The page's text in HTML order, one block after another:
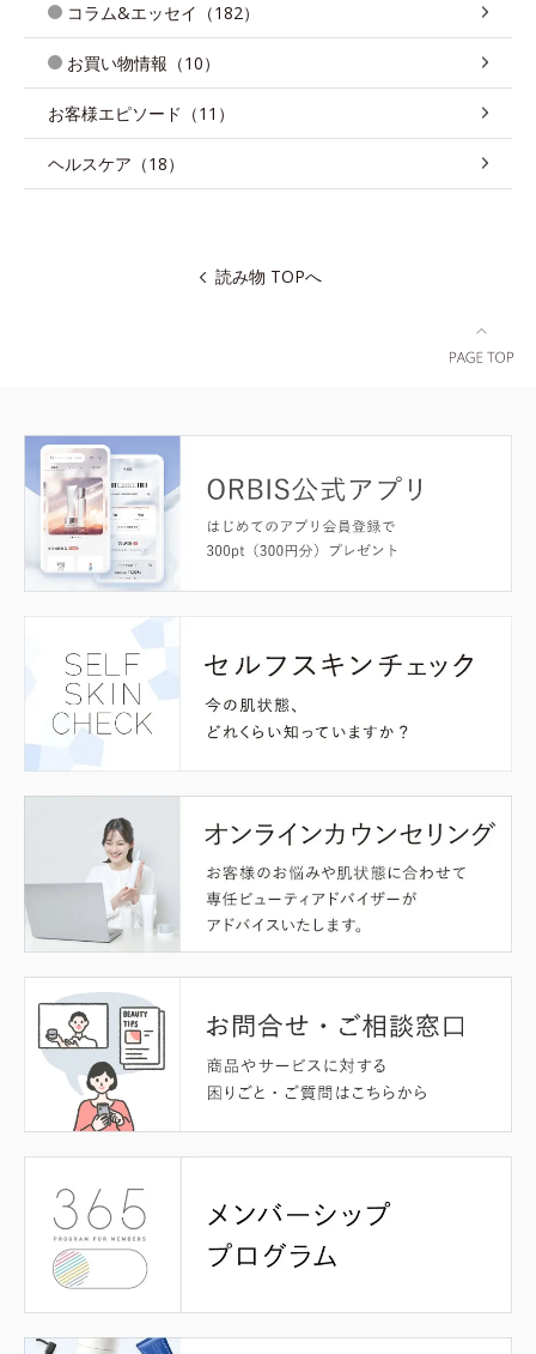
コラム&エッセイ（182）
お買い物情報（10）
お客様エピソード（11）
ヘルスケア（18）
読み物 TOPへ